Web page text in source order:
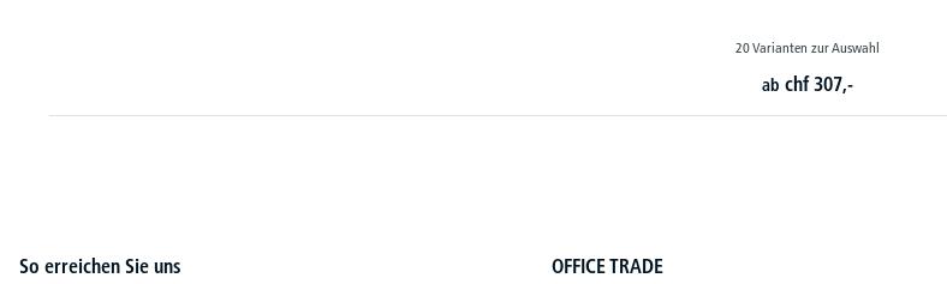
3 Varianten zur Auswahl
chf 362,-
So erreichen Sie uns OFFICE TRADE